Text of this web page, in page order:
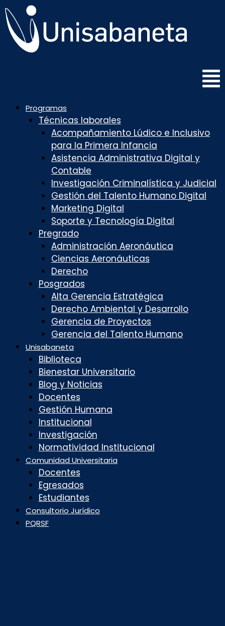
Saltar
al
contenido
Programas
Técnicas laborales
Acompañamiento Lúdico e Inclusivo
para la Primera Infancia
Asistencia Administrativa Digital y
Contable
Investigación Criminalística y Judicial
Gestión del Talento Humano Digital
Marketing Digital
Soporte y Tecnología Digital
Pregrado
Administración Aeronáutica
Ciencias Aeronáuticas
Derecho
Posgrados
Alta Gerencia Estratégica
Derecho Ambiental y Desarrollo
Gerencia de Proyectos
Gerencia del Talento Humano
Unisabaneta
Biblioteca
Bienestar Universitario
Blog y Noticias
Docentes
Gestión Humana
Institucional
Investigación
Normatividad Institucional
Comunidad Universitaria
Docentes
Egresados
Estudiantes
Consultorio Jurídico
PQRSF